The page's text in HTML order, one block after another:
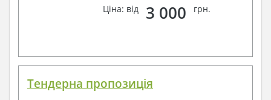
Ціна: від
3 000 грн.
Тендерна пропозиція